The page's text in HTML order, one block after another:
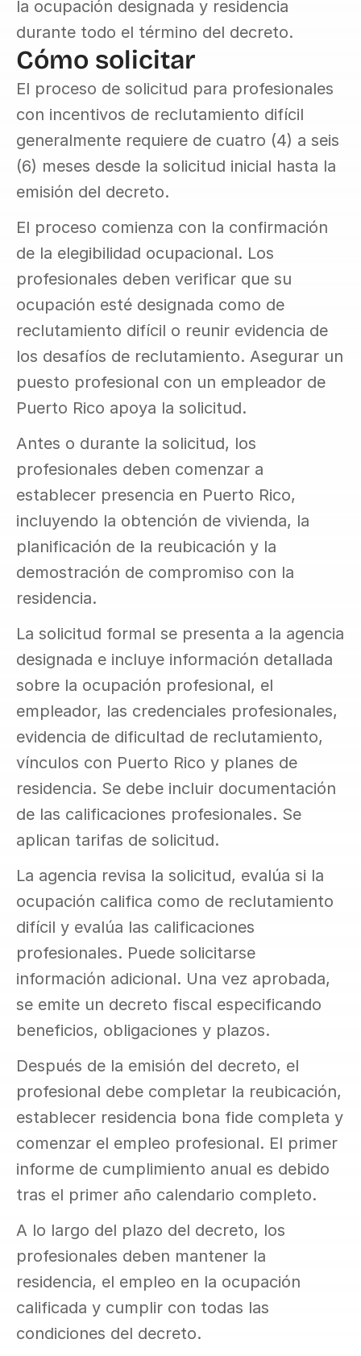
la ocupación designada y residencia
durante todo el término del decreto.
Cómo solicitar
El proceso de solicitud para profesionales
con incentivos de reclutamiento difícil
generalmente requiere de cuatro (4) a seis
(6) meses desde la solicitud inicial hasta la
emisión del decreto.
El proceso comienza con la confirmación
de la elegibilidad ocupacional. Los
profesionales deben verificar que su
ocupación esté designada como de
reclutamiento difícil o reunir evidencia de
los desafíos de reclutamiento. Asegurar un
puesto profesional con un empleador de
Puerto Rico apoya la solicitud.
Antes o durante la solicitud, los
profesionales deben comenzar a
establecer presencia en Puerto Rico,
incluyendo la obtención de vivienda, la
planificación de la reubicación y la
demostración de compromiso con la
residencia.
La solicitud formal se presenta a la agencia
designada e incluye información detallada
sobre la ocupación profesional, el
empleador, las credenciales profesionales,
evidencia de dificultad de reclutamiento,
vínculos con Puerto Rico y planes de
residencia. Se debe incluir documentación
de las calificaciones profesionales. Se
aplican tarifas de solicitud.
La agencia revisa la solicitud, evalúa si la
ocupación califica como de reclutamiento
difícil y evalúa las calificaciones
profesionales. Puede solicitarse
información adicional. Una vez aprobada,
se emite un decreto fiscal especificando
beneficios, obligaciones y plazos.
Después de la emisión del decreto, el
profesional debe completar la reubicación,
establecer residencia bona fide completa y
comenzar el empleo profesional. El primer
informe de cumplimiento anual es debido
tras el primer año calendario completo.
A lo largo del plazo del decreto, los
profesionales deben mantener la
residencia, el empleo en la ocupación
calificada y cumplir con todas las
condiciones del decreto.